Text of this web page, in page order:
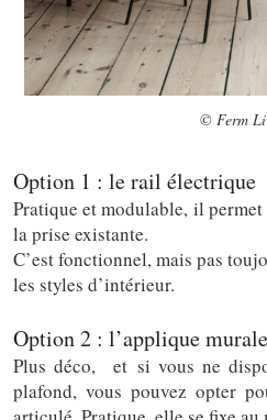
© Ferm
Option 1 : le rail électrique
Pratique et modulable, il
la prise existante.
C’est fonctionnel, mais pas
les styles d’intérieur.
Option 2 : l’applique
Plus déco, et si vous ne
plafond, vous pouvez opter